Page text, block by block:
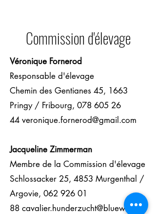
Commission d'élevage
Véronique Fornerod
Responsable d'élevage
Chemin des Gentianes 45, 1663
Pringy / Fribourg, 078 605 26
44 veronique.fornerod@gmail.com
Jacqueline Zimmerman
Membre de la Commission d'élevage
Schlossacker 25, 4853 Murgenthal /
Argovie, 062 926 01
88 cavalier.hunderzucht@bluewin.ch